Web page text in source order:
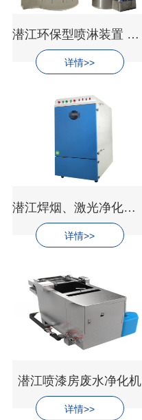
潜江环保型喷淋装置 STL-PL-系列
详情>>
潜江焊烟、激光净化器器
详情>>
潜江喷漆房废水净化机
详情>>